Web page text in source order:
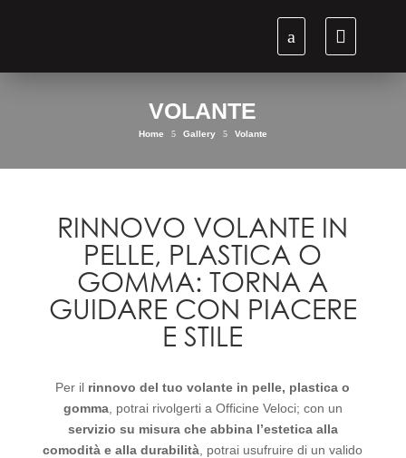
VOLANTE
Home 5 Gallery 5 Volante
RINNOVO VOLANTE IN
PELLE, PLASTICA O
GOMMA: TORNA A
GUIDARE CON PIACERE
E STILE
Per il rinnovo del tuo volante in pelle, plastica o
gomma, potrai rivolgerti a Officine Veloci; con un
servizio su misura che abbina l’estetica alla
comodità e alla durabilità , potrai usufruire di un valido